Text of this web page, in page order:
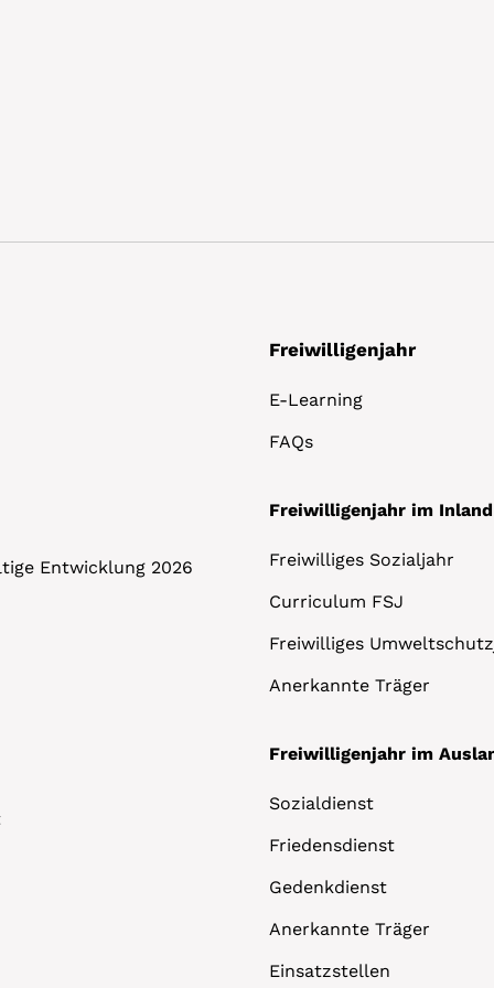
Entwicklung 2026
Freiwilligenjahr
E-Learning
FAQs
Freiwilligenjahr im Inland
Freiwilliges Sozialjahr
Curriculum FSJ
Freiwilliges
Anerkannte Träger
Freiwilligenjahr im
Sozialdienst
Friedensdienst
Gedenkdienst
Anerkannte Träger
Einsatzstellen